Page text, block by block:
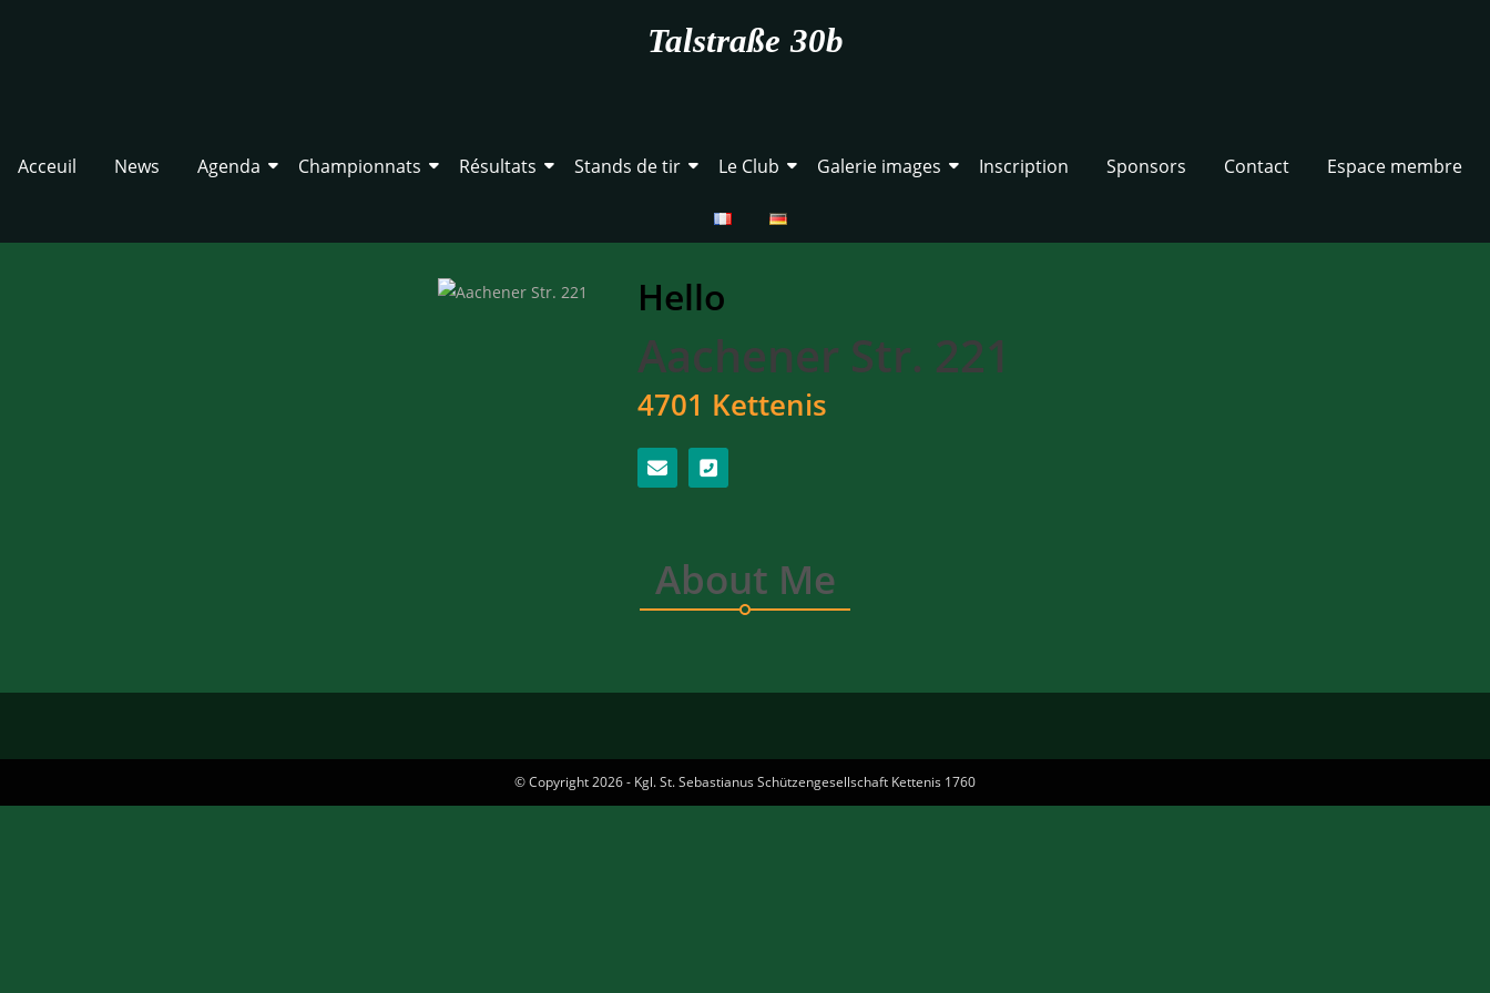
Talstraße 30b
Acceuil News Agenda Championnats Résultats Stands de tir Le Club Galerie images Inscription Sponsors Contact Espace membre
Hello
Aachener Str. 221
4701 Kettenis
About Me
© Copyright 2026 - Kgl. St. Sebastianus Schützengesellschaft Kettenis 1760